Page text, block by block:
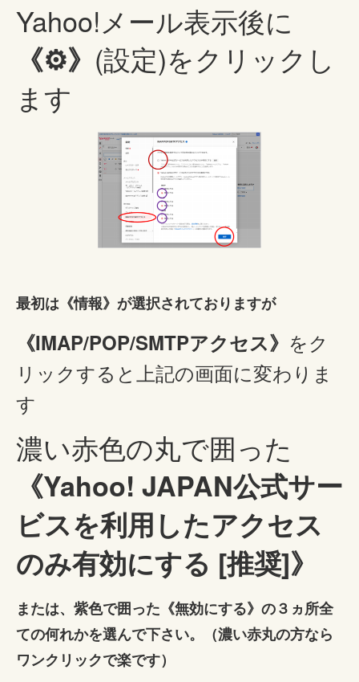
Yahoo!メール表示後に
《⚙》 (設定)をクリックし
ます
最初は《情報》が選択されておりますが
《IMAP/POP/SMTPアクセス》 をク
リックすると上記の画面に変わりま
す
濃い赤色の丸で囲った
《Yahoo! JAPAN公式サー
ビスを利用したアクセス
のみ有効にする [推奨]》
または、紫色で囲った《無効にする》の３ヵ所全
ての何れかを選んで下さい。（濃い赤丸の方なら
ワンクリックで楽です）